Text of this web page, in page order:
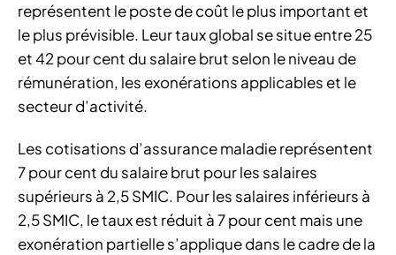
représentent le poste de coût le plus important et
le plus prévisible. Leur taux global se situe entre 25
et 42 pour cent du salaire brut selon le niveau de
rémunération, les exonérations applicables et le
secteur d’activité.
Les cotisations d’assurance maladie représentent
7 pour cent du salaire brut pour les salaires
supérieurs à 2,5 SMIC. Pour les salaires inférieurs à
2,5 SMIC, le taux est réduit à 7 pour cent mais une
exonération partielle s’applique dans le cadre de la